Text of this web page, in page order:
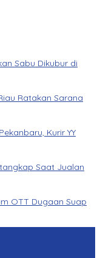
Sabu Dikubur di
Ratakan Sarana
Kurir YY
Saat Jualan
OTT Dugaan Suap